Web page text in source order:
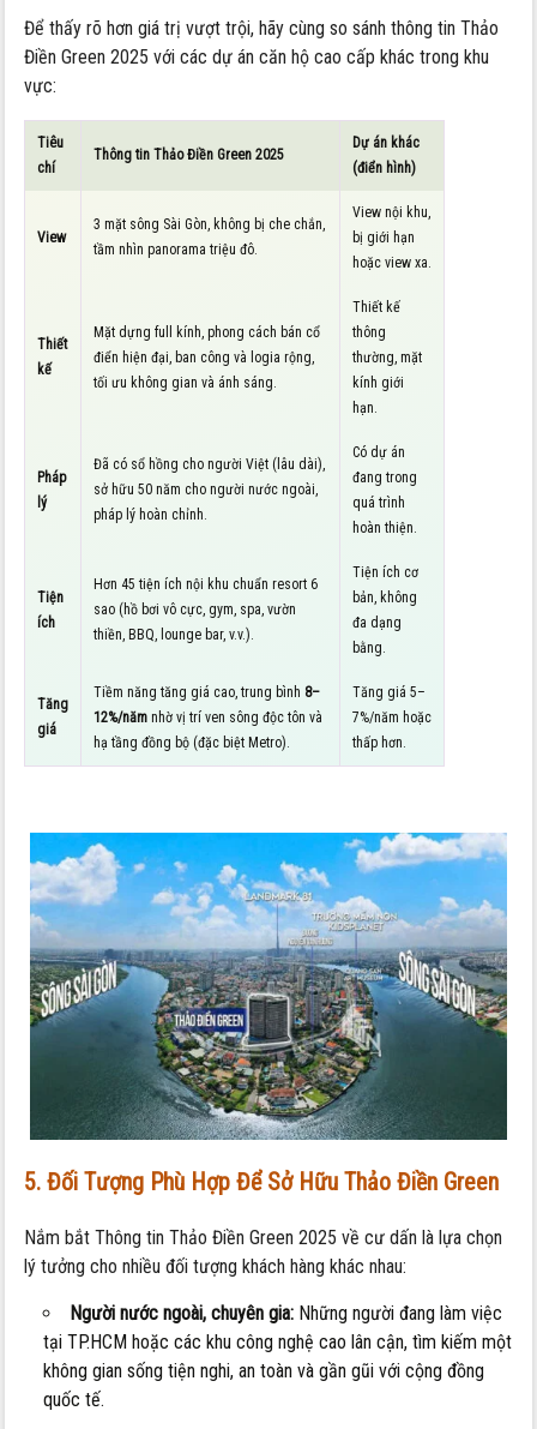
Để thấy rõ hơn giá trị vượt trội, hãy cùng so sánh thông tin Thảo
Điền Green 2025 với các dự án căn hộ cao cấp khác trong khu
vực:
Tiêu
chí
Thông tin Thảo Điền Green 2025
Dự án khác
(điển hình)
View
3 mặt sông Sài Gòn, không bị che chắn,
tầm nhìn panorama triệu đô.
View nội khu,
bị giới hạn
hoặc view xa.
Thiết
kế
Mặt dựng full kính, phong cách bán cổ
điển hiện đại, ban công và logia rộng,
tối ưu không gian và ánh sáng.
Thiết kế
thông
thường, mặt
kính giới
hạn.
Pháp
lý
Đã có sổ hồng cho người Việt (lâu dài),
sở hữu 50 năm cho người nước ngoài,
pháp lý hoàn chỉnh.
Có dự án
đang trong
quá trình
hoàn thiện.
Tiện
ích
Hơn 45 tiện ích nội khu chuẩn resort 6
sao (hồ bơi vô cực, gym, spa, vườn
thiền, BBQ, lounge bar, v.v.).
Tiện ích cơ
bản, không
đa dạng
bằng.
Tăng
giá
Tiềm năng tăng giá cao, trung bình 8–
12%/năm nhờ vị trí ven sông độc tôn và
hạ tầng đồng bộ (đặc biệt Metro).
Tăng giá 5–
7%/năm hoặc
thấp hơn.
5. Đối Tượng Phù Hợp Để Sở Hữu Thảo Điền Green
Nắm bắt Thông tin Thảo Điền Green 2025 về cư dấn là lựa chọn
lý tưởng cho nhiều đối tượng khách hàng khác nhau:
Người nước ngoài, chuyên gia: Những người đang làm việc
tại TP.HCM hoặc các khu công nghệ cao lân cận, tìm kiếm một
không gian sống tiện nghi, an toàn và gần gũi với cộng đồng
quốc tế.